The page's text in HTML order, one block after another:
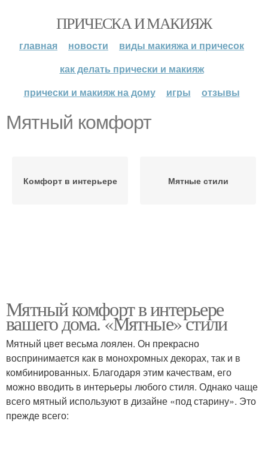
ПРИЧЕСКА И МАКИЯЖ
главная новости
виды макияжа и причесок
как делать прически и макияж
прически и макияж на дому
игры отзывы
Мятный комфорт
Комфорт в интерьере Мятные стили
Мятный комфорт в интерьере
вашего дома. «Мятные» стили
Мятный цвет весьма лоялен. Он прекрасно
воспринимается как в монохромных декорах, так и в
комбинированных. Благодаря этим качествам, его
можно вводить в интерьеры любого стиля. Однако чаще
всего мятный используют в дизайне «под старину». Это
прежде всего: